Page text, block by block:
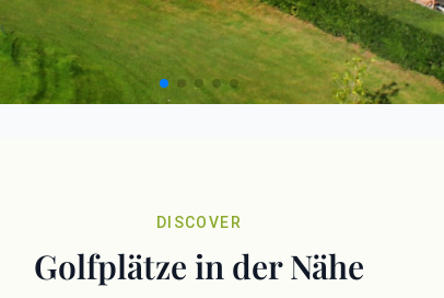
DISCOVER
Golfplätze in der Nähe